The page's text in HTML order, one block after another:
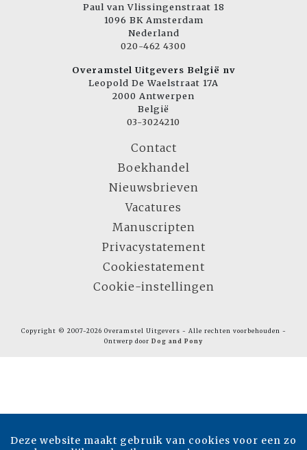
Paul van Vlissingenstraat 18
1096 BK Amsterdam
Nederland
020-462 4300
Overamstel Uitgevers België nv
Leopold De Waelstraat 17A
2000 Antwerpen
België
03-3024210
Contact
Boekhandel
Nieuwsbrieven
Vacatures
Manuscripten
Privacystatement
Cookiestatement
Cookie-instellingen
Copyright © 2007-2026 Overamstel Uitgevers - Alle rechten voorbehouden -
Ontwerp door Dog and Pony
Deze website maakt gebruik van cookies voor een zo